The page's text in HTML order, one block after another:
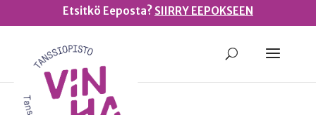
Etsitkö Eeposta? SIIRRY EEPOKSEEN